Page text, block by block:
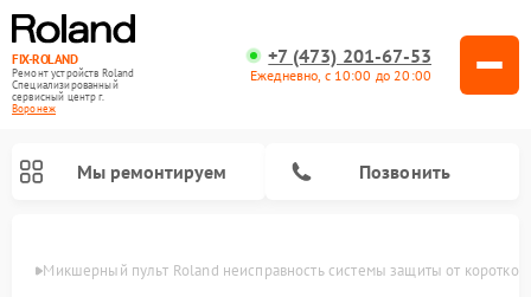
FIX-ROLAND
Ремонт устройств Roland
Специализированный
cервисный центр г.
Воронеж
+7 (473) 201-67-53
Ежедневно, с 10:00 до 20:00
Мы ремонтируем Позвонить
Микшерный пульт Roland неисправность системы защиты от